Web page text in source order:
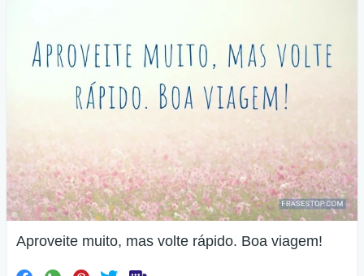
Aproveite muito, mas volte rápido. Boa viagem!